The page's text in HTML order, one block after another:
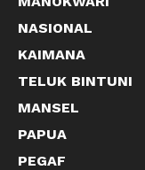
NASIONAL
KAIMANA
TELUK BINTUNI
MANSEL
PAPUA
PEGAF